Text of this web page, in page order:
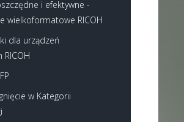
i efektywne -
wielkoformatowe RICOH
dla urządzeń
RICOH
w Kategorii